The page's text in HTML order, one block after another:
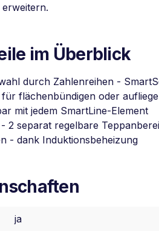
im Überblick
durch Zahlenreihen -
für flächenbündigen oder
mit jedem SmartLine-Element
2 separat regelbare
- dank Induktionsbeheizung
ja